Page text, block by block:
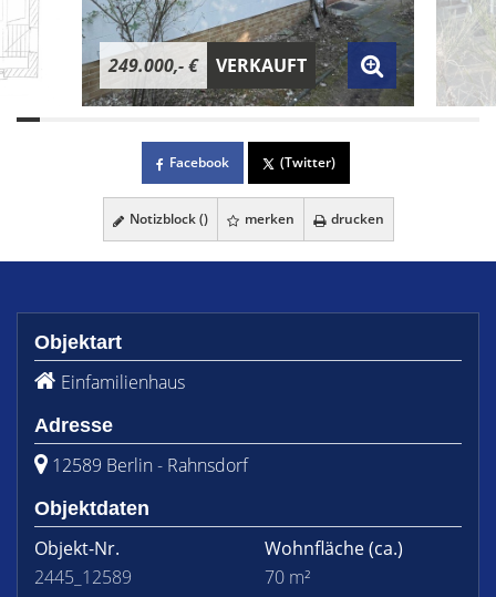
249.000,- € VERKAUFT
Facebook (Twitter)
Notizblock () merken drucken
Objektart
Einfamilienhaus
Adresse
12589 Berlin - Rahnsdorf
Objektdaten
Objekt-Nr.
2445_12589
Wohnfläche(ca.)
70 m²